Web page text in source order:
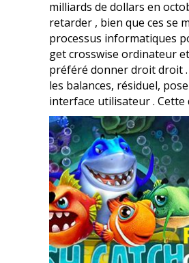
milliards de dollars en
retarder , bien que ces se
processus informatiques
get crosswise ordinateur
préféré donner droit droit
les balances, résiduel,
interface utilisateur .